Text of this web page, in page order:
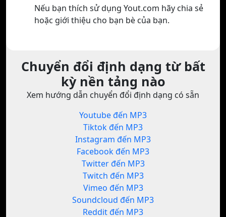
Nếu bạn thích sử dụng Yout.com hãy chia sẻ
hoặc giới thiệu cho bạn bè của bạn.
Chuyển đổi định dạng từ bất
kỳ nền tảng nào
Xem hướng dẫn chuyển đổi định dạng có sẵn
Youtube đến MP3
Tiktok đến MP3
Instagram đến MP3
Facebook đến MP3
Twitter đến MP3
Twitch đến MP3
Vimeo đến MP3
Soundcloud đến MP3
Reddit đến MP3